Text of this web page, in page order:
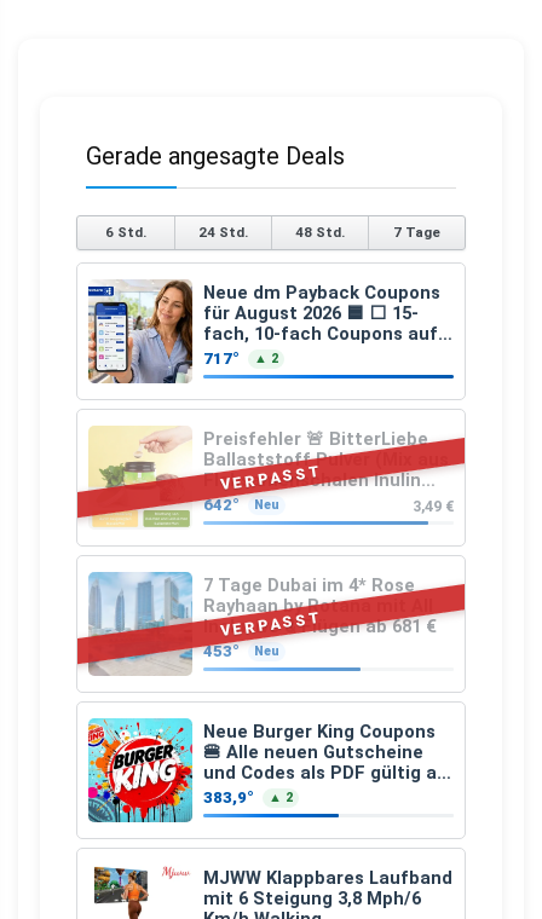
Gerade angesagte Deals
6 Std. 24 Std. 48 Std. 7 Tage
Neue dm Payback Coupons
für August 2026 🟦 ⬜ 15-
fach, 10-fach Coupons auf
den gesamten Einkauf ab 2
€
717° ▲ 2
VERPASST
Preisfehler 🚨 BitterLiebe
Ballaststoff Pulver (Mix aus
Flohsamenschalen Inulin
(Präbiotika) Leinsamen &
Apfelfaser)
642° Neu 3,49 €
VERPASST
7 Tage Dubai im 4* Rose
Rayhaan by Rotana mit All
Inclusive & Flügen ab 681 €
453° Neu
Neue Burger King Coupons
🍔 Alle neuen Gutscheine
und Codes als PDF gültig ab
25.07.2026 bis 04.09.2026
383,9° ▲ 2
MJWW Klappbares Laufband
mit 6 Steigung 3,8 Mph/6